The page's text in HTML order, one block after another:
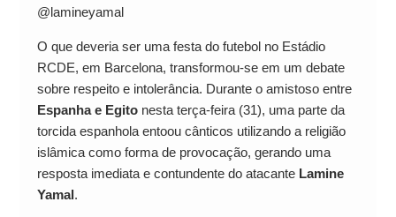
@lamineyamal
O que deveria ser uma festa do futebol no Estádio
RCDE, em Barcelona, transformou-se em um debate
sobre respeito e intolerância. Durante o amistoso entre
Espanha e Egitonesta terça-feira (31), uma parte da
torcida espanhola entoou cânticos utilizando a religião
islâmica como forma de provocação, gerando uma
resposta imediata e contundente do atacante Lamine
Yamal.